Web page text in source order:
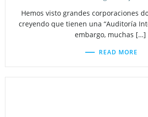
Hemos visto grandes corporaciones
creyendo que tienen una “Auditoría
embargo, muchas […]
READ MORE